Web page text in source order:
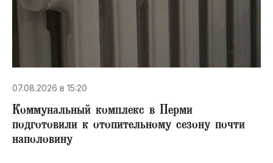
07.08.2026 в 15:20
Коммунальный комплекс в Перми
подготовили к отопительному сезону почти
наполовину